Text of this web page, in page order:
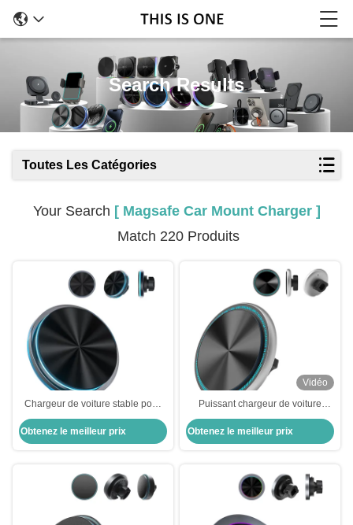
Search Results
Toutes Les Catégories
Your Search [ Magsafe Car Mount Charger ]
Match 220 Produits
Chargeur de voiture stable pour
voiture avec lumière ambiante
cristalline et conception de
marche
Obtenez le meilleur prix
Vidéo
Puissant chargeur de voiture
Magsafe
Obtenez le meilleur prix